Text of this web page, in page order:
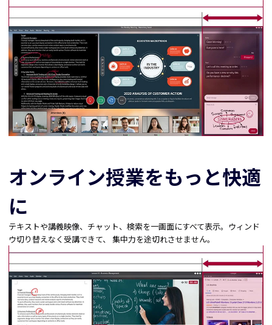
オンライン授業をもっと快適
に
テキストや講義映像、チャット、検索を一画面にすべて表示。ウィンド
ウ切り替えなく受講できて、 集中力を途切れさせません。